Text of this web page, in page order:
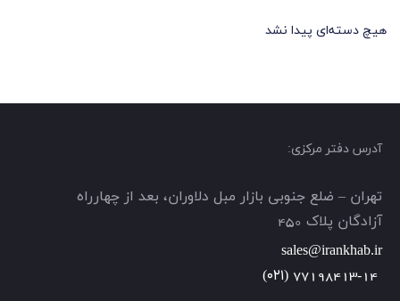
هیچ دسته‌ای پیدا نشد
آدرس دفتر مرکزی:
تهران – ضلع جنوبی بازار مبل دلاوران، بعد از چهارراه
آزادگان پلاک 450
sales@irankhab.ir
(۰۲۱)